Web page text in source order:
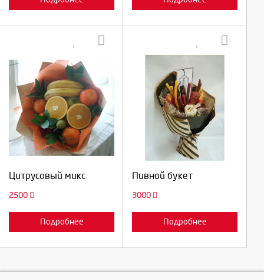
Цитрусовый микс
2500
Подробнее
Выберите количество:
Пивной букет
3000
Подробнее
Выберите количество:
Продолжить